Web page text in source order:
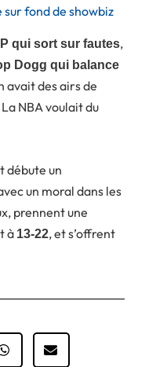
fond de showbiz
qui sort sur fautes,
Dogg qui balance
avait des airs de
NBA voulait du
débute un
un moral dans les
prennent une
à 13-22, et s’offrent